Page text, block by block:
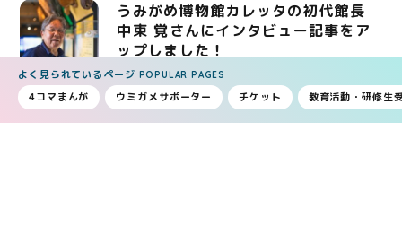
よく見られているページ POPULAR PAGES
4コマまんが ウミガメサポーター チケット 教育活動・研修生
うみがめ博物館カレッタの初代館長
中東 覚さんにインタビュー記事をア
ップしました！
2022.09.04 更新情報
カレッタ4コママンガを更新しました
2022.06.17 更新情報